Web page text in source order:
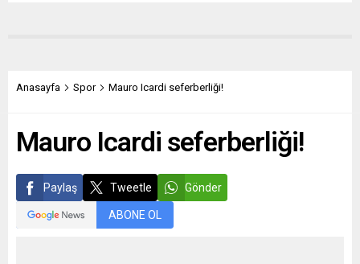
Anasayfa Spor Mauro Icardi seferberliği!
Mauro Icardi seferberliği!
Paylaş Tweetle Gönder
ABONE OL